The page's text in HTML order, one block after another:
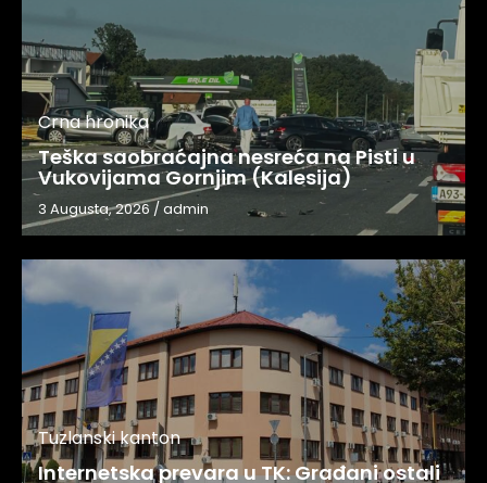
Crna hronika
Teška saobraćajna nesreća na Pisti u
Vukovijama Gornjim (Kalesija)
3 Augusta, 2026/admin
Tuzlanski kanton
Internetska prevara u TK: Građani ostali